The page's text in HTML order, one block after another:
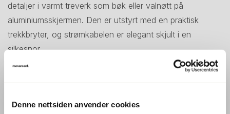
Denne nettsiden anvender cookies
detaljer i varmt treverk som bøk eller valnøtt på
aluminiumsskjermen. Den er utstyrt med en praktisk
trekkbryter, og strømkabelen er elegant skjult i en
silkesnor.
✅ Designet av Atle Tveit – Prisbelønt norsk designer med
trengs